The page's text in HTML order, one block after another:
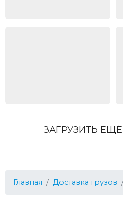
ЗАГРУЗИТЬ
Главная Доставка грузов